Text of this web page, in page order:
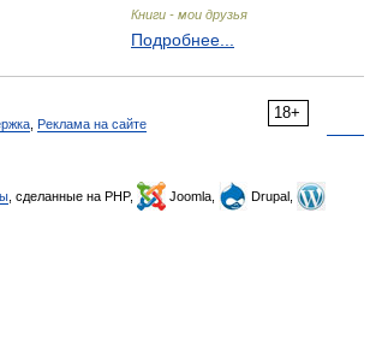
Книги - мои друзья
Подробнее...
18+
Реклама на сайте
, сделанные на PHP, Joomla,
Drupal,